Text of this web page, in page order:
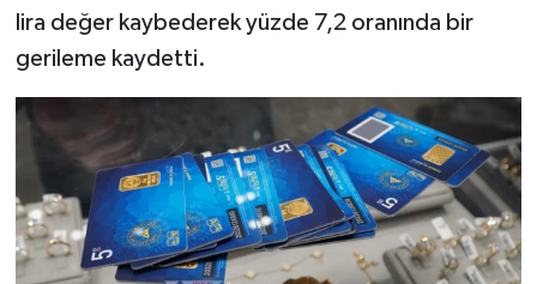
lira değer kaybederek yüzde 7,2 oranında bir
gerileme kaydetti.